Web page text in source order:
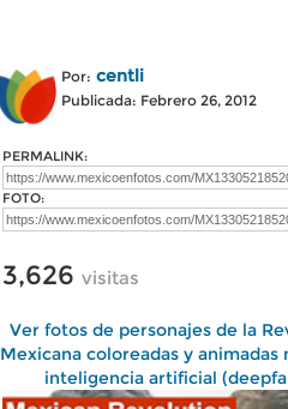
Por: centli
Publicada: Febrero 26, 2012
PERMALINK:
FOTO:
3,626 visitas
Ver fotos de personajes de la
Mexicana coloreadas y animadas
inteligencia artificial